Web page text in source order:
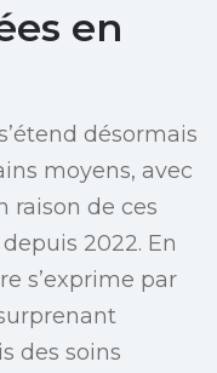
en
désormais
moyens, avec
raison de ces
2022. En
s’exprime par
des soins